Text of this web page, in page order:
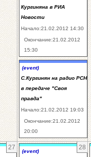
Кургиняна в РИА
Новости
Начало:21.02.2012 14:30
Окончание:21.02.2012
15:30
(event)
С.Кургинян на радио РСН
в передаче "Своя
правда"
Начало:21.02.2012 19:03
Окончание:21.02.2012
20:00
27 28
(event)